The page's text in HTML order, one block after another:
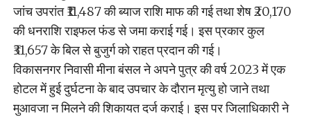
जांच उपरांत ₹11,487 की ब्याज राशि माफ की गई तथा शेष ₹20,170
की धनराशि राइफल फंड से जमा कराई गई। इस प्रकार कुल
₹31,657 के बिल से बुजुर्ग को राहत प्रदान की गई।
विकासनगर निवासी मीना बंसल ने अपने पुत्र की वर्ष 2023 में एक
होटल में हुई दुर्घटना के बाद उपचार के दौरान मृत्यु हो जाने तथा
मुआवजा न मिलने की शिकायत दर्ज कराई। इस पर जिलाधिकारी ने